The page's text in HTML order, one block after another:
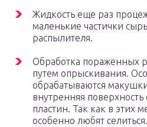
Жидкость еще раз
маленькие частички
распылителя.
Обработка пораженных
путем опрыскивания.
обрабатываются
внутренняя
пластин. Так как в этих
особенно любят селиться.